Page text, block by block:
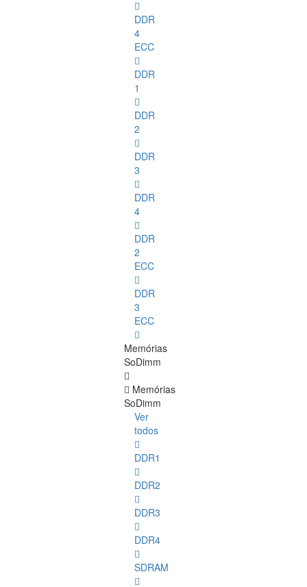
DDR
4
ECC
DDR
1
DDR
2
DDR
3
DDR
4
DDR
2
ECC
DDR
3
ECC
Memórias
SoDimm
Memórias
SoDimm
Ver
todos
DDR1
DDR2
DDR3
DDR4
SDRAM